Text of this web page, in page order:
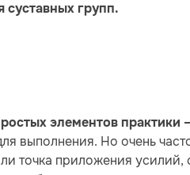
суставных групп.
элементов практики
выполнения. Но очень
точка приложения